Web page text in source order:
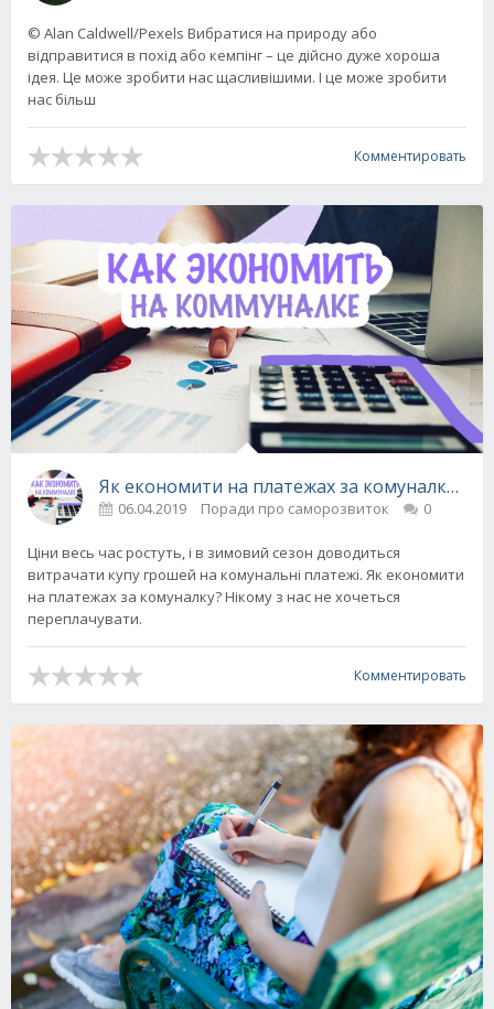
© Alan Caldwell/Pexels Вибратися на природу або
відправитися в похід або кемпінг – це дійсно дуже хороша
ідея. Це може зробити нас щасливішими. І це може зробити
нас більш
Комментировать
Як економити на платежах за комуналку:
06.04.2019 Поради про саморозвиток 0
Ціни весь час ростуть, і в зимовий сезон доводиться
витрачати купу грошей на комунальні платежі. Як економити
на платежах за комуналку? Нікому з нас не хочеться
переплачувати.
Комментировать